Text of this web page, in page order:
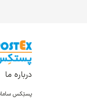
درباره ما
پستِکس